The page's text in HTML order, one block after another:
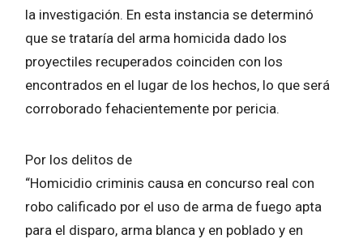
la investigación. En esta instancia se determinó
que se trataría del arma homicida dado los
proyectiles recuperados coinciden con los
encontrados en el lugar de los hechos, lo que será
corroborado fehacientemente por pericia.
Por los delitos de
“Homicidio criminis causa en concurso real con
robo calificado por el uso de arma de fuego apta
para el disparo, arma blanca y en poblado y en